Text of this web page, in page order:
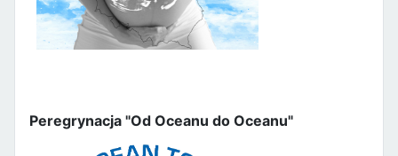
Peregrynacja "Od Oceanu do Oceanu"